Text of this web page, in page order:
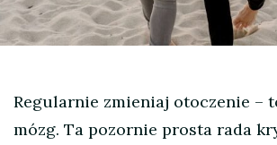
Regularnie zmieniaj otoczenie –
mózg. Ta pozornie prosta rada